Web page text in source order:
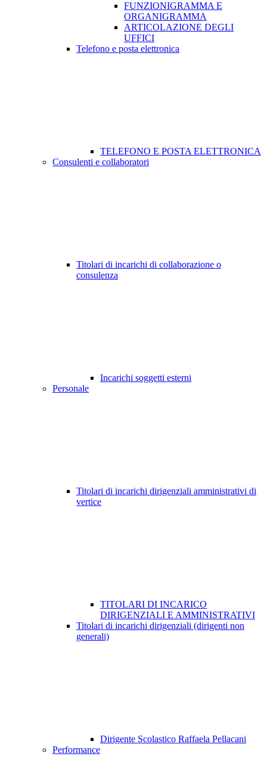
FUNZIONIGRAMMA E
ORGANIGRAMMA
ARTICOLAZIONE DEGLI
UFFICI
Telefono e posta elettronica
TELEFONO E POSTA ELETTRONICA
Consulenti e collaboratori
Titolari di incarichi di collaborazione o
consulenza
Incarichi soggetti esterni
Personale
Titolari di incarichi dirigenziali amministrativi di
vertice
TITOLARI DI INCARICO
DIRIGENZIALI E AMMINISTRATIVI
Titolari di incarichi dirigenziali (dirigenti non
generali)
Dirigente Scolastico Raffaela Pellacani
Performance